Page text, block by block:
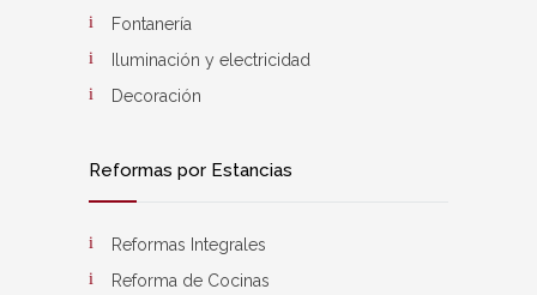
Fontanería
Iluminación y electricidad
Decoración
Reformas por Estancias
Reformas Integrales
Reforma de Cocinas